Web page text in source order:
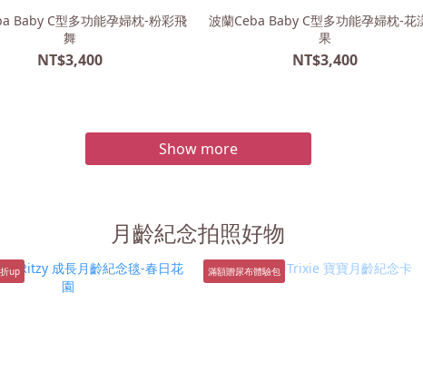
Baby C型多功能孕婦枕-粉彩飛
舞
NT$3,400
波蘭Ceba Baby C型多功能孕婦枕-花
果
NT$3,400
Show more
月齡紀念拍照好物
up 滿額贈尿布體驗包